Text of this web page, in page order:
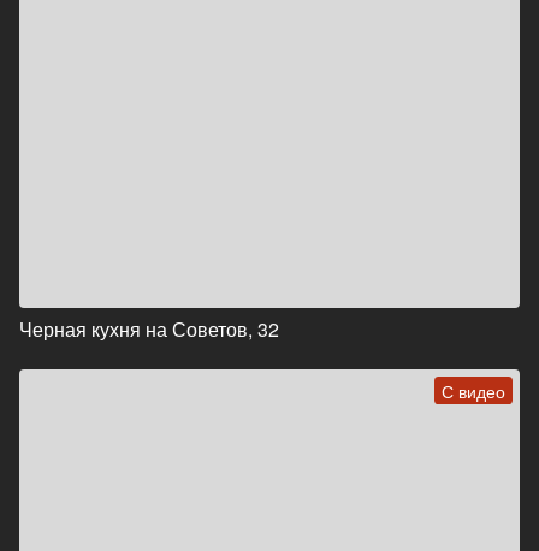
Черная кухня на Советов, 32
С видео